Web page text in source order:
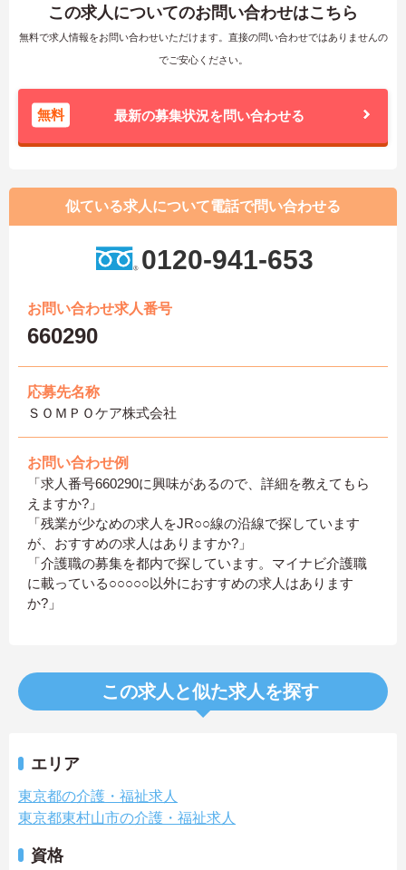
この求人についてのお問い合わせはこちら
無料で求人情報をお問い合わせいただけます。直接の問い合わせではありませんの
でご安心ください。
無料 最新の募集状況を問い合わせる
似ている求人について電話で問い合わせる
0120-941-653
お問い合わせ求人番号
660290
応募先名称
ＳＯＭＰＯケア株式会社
お問い合わせ例
「求人番号660290に興味があるので、詳細を教えてもら
えますか?」
「残業が少なめの求人をJR○○線の沿線で探しています
が、おすすめの求人はありますか?」
「介護職の募集を都内で探しています。マイナビ介護職
に載っている○○○○○以外におすすめの求人はあります
か?」
この求人と似た求人を探す
エリア
東京都の介護・福祉求人
東京都東村山市の介護・福祉求人
資格